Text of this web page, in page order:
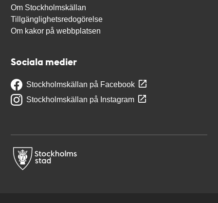
Om Stockholmskällan
Tillgänglighetsredogörelse
Om kakor på webbplatsen
Sociala medier
Stockholmskällan på Facebook
Stockholmskällan på Instagram